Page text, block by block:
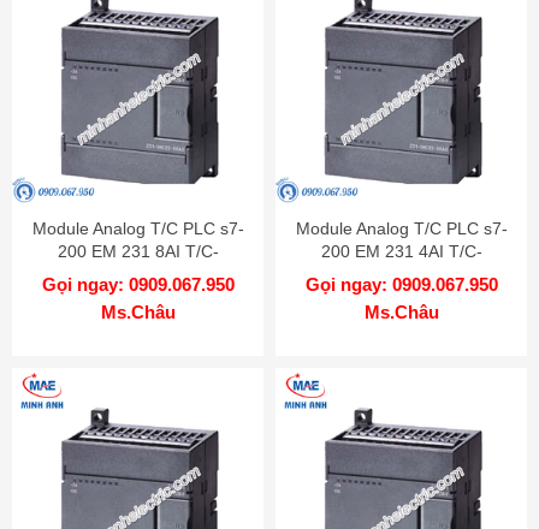
Module Analog T/C PLC s7-
200 EM 231 8AI T/C-
6ES7231-7PF22-0XA0
Gọi ngay: 0909.067.950
Ms.Châu
Module Analog T/C PLC s7-
200 EM 231 4AI T/C-
6ES7231-7PD22-0XA0
Gọi ngay: 0909.067.950
Ms.Châu